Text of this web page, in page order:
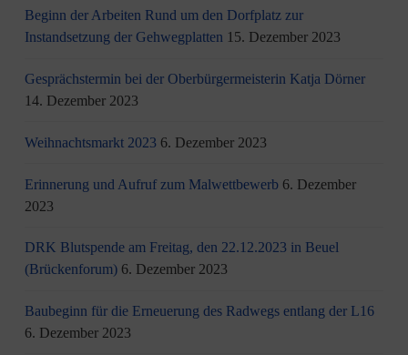
Beginn der Arbeiten Rund um den Dorfplatz zur
Instandsetzung der Gehwegplatten 15. Dezember 2023
Gesprächstermin bei der Oberbürgermeisterin Katja Dörner
14. Dezember 2023
Weihnachtsmarkt 2023 6. Dezember 2023
Erinnerung und Aufruf zum Malwettbewerb 6. Dezember
2023
DRK Blutspende am Freitag, den 22.12.2023 in Beuel
(Brückenforum) 6. Dezember 2023
Baubeginn für die Erneuerung des Radwegs entlang der L16
6. Dezember 2023